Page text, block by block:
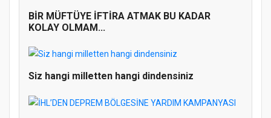
BİR MÜFTÜYE İFTİRA ATMAK BU KADAR
KOLAY OLMAM...
Siz hangi milletten hangi dindensiniz